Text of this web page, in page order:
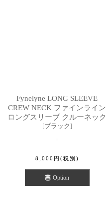
Fynelyne LONG SLEEVE
CREW NECK ファインライン
ロングスリーブ クルーネック
[ブラック]
8,000 円 (税別)
Option